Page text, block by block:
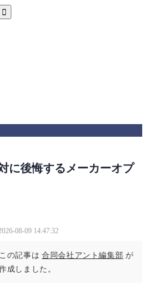
に後悔するメーカーオプ
08-09 14:47:32
この記事は 合同会社アント編集部 が
成しました。